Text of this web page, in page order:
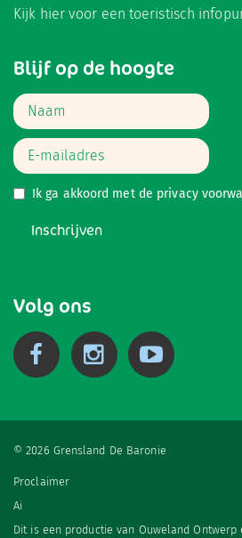
Kijk hiervoor een toeristisch
Blijf op de hoogte
Ik ga akkoord met de privacy
Inschrijven
Volg ons
© 2026 Grensland De Baronie
Proclaimer
Ai
Dit is een productie van Ouweland Ontwerp